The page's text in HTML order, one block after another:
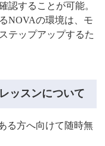
認することが可能。
NOVAの環境は、モ
テップアップするた
ッスンについて
る方へ向けて随時無